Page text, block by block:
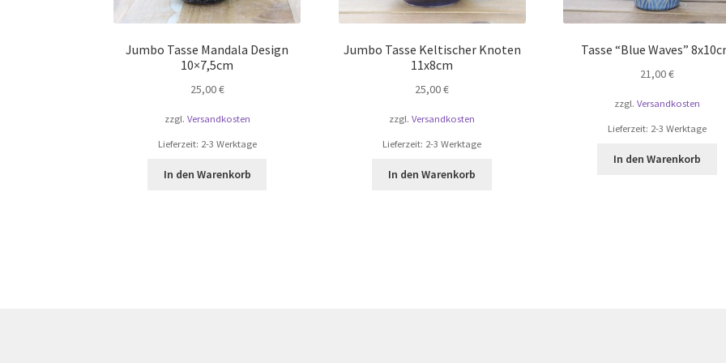
Jumbo Tasse Mandala Design
10×7,5cm
25,00€
zzgl. Versandkosten
Lieferzeit: 2-3 Werktage
In den Warenkorb
Jumbo Tasse Keltischer Knoten
11x8cm
25,00€
zzgl.Versandkosten
Lieferzeit: 2-3 Werktage
In den Warenkorb
Tasse “Blue Waves”
21,00€
zzgl. Versandkosten
Lieferzeit: 2-3 Werktage
In den Warenkorb